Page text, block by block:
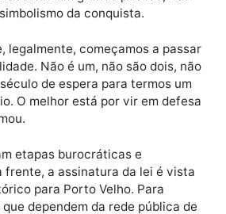
universitários federais em todo
a futura unidade
não apenas na assistência
no ensino, na pesquisa e na
da saúde em Rondônia.
reuniu um grande público, Léo
simbolismo da conquista.